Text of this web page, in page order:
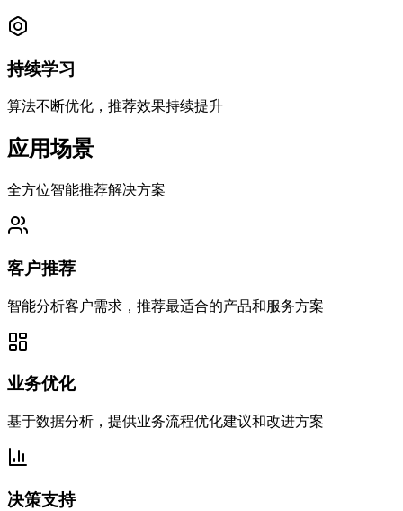
持续学习
算法不断优化，推荐效果持续提升
应用场景
全方位智能推荐解决方案
客户推荐
智能分析客户需求，推荐最适合的产品和服务方案
业务优化
基于数据分析，提供业务流程优化建议和改进方案
决策支持